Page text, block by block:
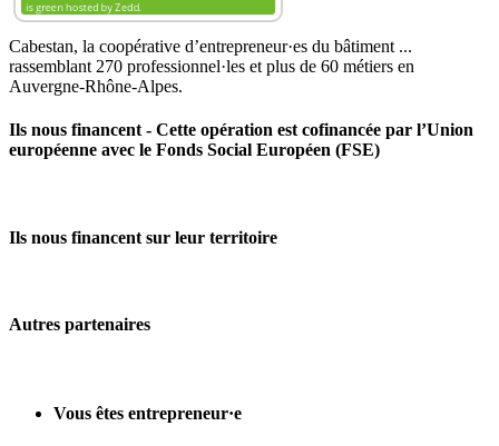
Cabestan, la coopérative d’entrepreneur·es du bâtiment ...
rassemblant 270 professionnel·les et plus de 60 métiers en
Auvergne‑Rhône‑Alpes.
Ils nous financent - Cette opération est cofinancée par l’Union
européenne avec le Fonds Social Européen (FSE)
Ils nous financent sur leur territoire
Autres partenaires
Vous êtes entrepreneur·e